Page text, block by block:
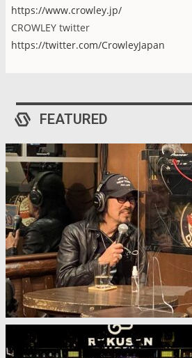
https://www.crowley.jp/
CROWLEY twitter
https://twitter.com/CrowleyJapan
FEATURED